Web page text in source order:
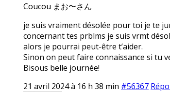
Coucou まお〜さん
je suis vraiment désolée pour toi je te
concernant tes prblms je suis vrmt
alors je pourrai peut-être t’aider.
Sinon on peut faire connaissance si tu
Bisous belle journée!
21 avril 2024 à 16 h 38 min #56367